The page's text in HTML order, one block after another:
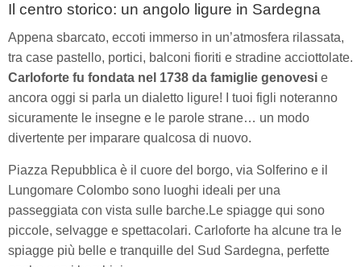
Il centro storico: un angolo ligure in Sardegna
Appena sbarcato, eccoti immerso in un’atmosfera rilassata,
tra case pastello, portici, balconi fioriti e stradine acciottolate.
Carloforte fu fondata nel 1738 da famiglie genovesi e
ancora oggi si parla un dialetto ligure! I tuoi figli noteranno
sicuramente le insegne e le parole strane… un modo
divertente per imparare qualcosa di nuovo.
Piazza Repubblica è il cuore del borgo, via Solferino e il
Lungomare Colombo sono luoghi ideali per una
passeggiata con vista sulle barche.Le spiagge qui sono
piccole, selvagge e spettacolari. Carloforte ha alcune tra le
spiagge più belle e tranquille del Sud Sardegna, perfette